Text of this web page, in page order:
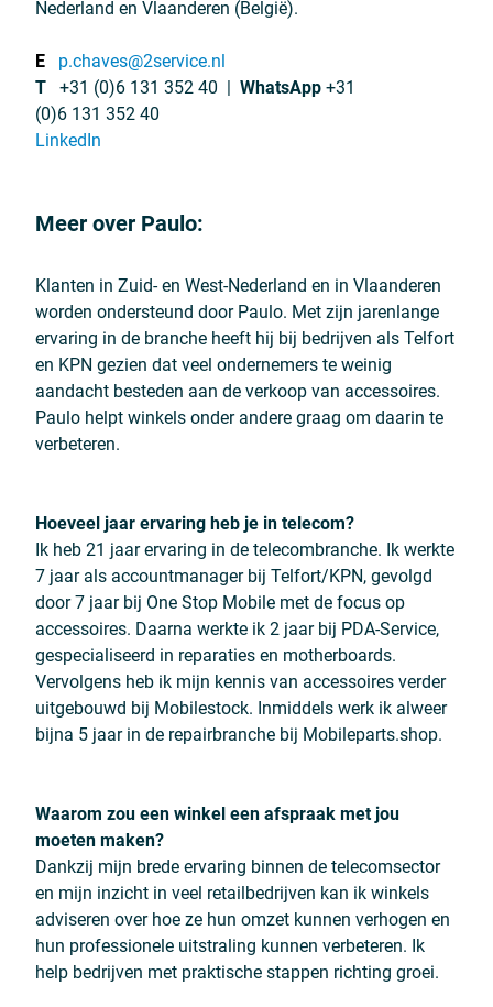
Nederland en Vlaanderen (België).
E
p.chaves@2service.nl
T
+31 (0)6 131 352 40 | WhatsApp +31
(0)6 131 352 40
LinkedIn
Meer over Paulo:
Klanten in Zuid- en West-Nederland en in Vlaanderen
worden ondersteund door Paulo. Met zijn jarenlange
ervaring in de branche heeft hij bij bedrijven als Telfort
en KPN gezien dat veel ondernemers te weinig
aandacht besteden aan de verkoop van accessoires.
Paulo helpt winkels onder andere graag om daarin te
verbeteren.
Hoeveel jaar ervaring heb je in telecom?
Ik heb 21 jaar ervaring in de telecombranche. Ik werkte
7 jaar als accountmanager bij Telfort/KPN, gevolgd
door 7 jaar bij One Stop Mobile met de focus op
accessoires. Daarna werkte ik 2 jaar bij PDA-Service,
gespecialiseerd in reparaties en motherboards.
Vervolgens heb ik mijn kennis van accessoires verder
uitgebouwd bij Mobilestock. Inmiddels werk ik alweer
bijna 5 jaar in de repairbranche bij Mobileparts.shop.
Waarom zou een winkel een afspraak met jou
moeten maken?
Dankzij mijn brede ervaring binnen de telecomsector
en mijn inzicht in veel retailbedrijven kan ik winkels
adviseren over hoe ze hun omzet kunnen verhogen en
hun professionele uitstraling kunnen verbeteren. Ik
help bedrijven met praktische stappen richting groei.